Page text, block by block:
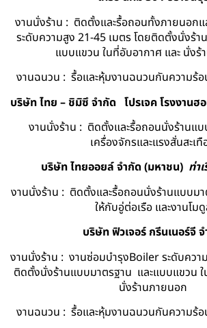
งานนั่งร้าน : ติดตั้งและรื้อถอนทั้งภายนอกแ
ระดับความสูง 21-45 เมตร โดยติดตั้งนั่งร้
แบบแขวน ในที่อับอากาศ และ นั่งร้
งานฉนวน : รื้อและหุ้มงานฉนวนกันความร้
บริษัท ไทย – ชิมิซึ จำกัด โปรเจค โรงงานฮ
งานนั่งร้าน : ติดตั้งและรื้อถอนนั่งร้านแ
เครื่องจักรและแรงสั่นสะเทื
บริษัท ไทยออยล์ จํากัด (มหาชน) ท่า
งานนั่งร้าน : ติดตั้งและรื้อถอนนั่งร้านแบบม
ให้กับอู่ต่อเรือ และงานโม
บริษัท ฟิวเจอร์ กรีนเนอร์จี
งานนั่งร้าน : งานซ่อมบำรุงBoiler ระดับควา
ติดตั้งนั่งร้านแบบมาตรฐาน และแบบแขวน
นั่งร้านภายนอก
งานฉนวน : รื้อและหุ้มงานฉนวนกันความร้